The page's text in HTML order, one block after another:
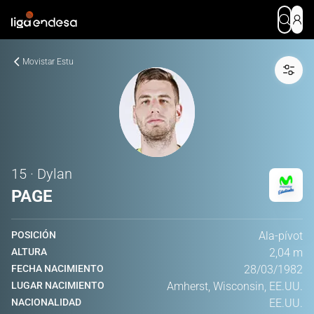
Movistar Estu
15 · Dylan
PAGE
POSICIÓN Ala-pívot
ALTURA 2,04 m
FECHA NACIMIENTO 28/03/1982
LUGAR NACIMIENTO Amherst, Wisconsin, EE.UU.
NACIONALIDAD EE.UU.